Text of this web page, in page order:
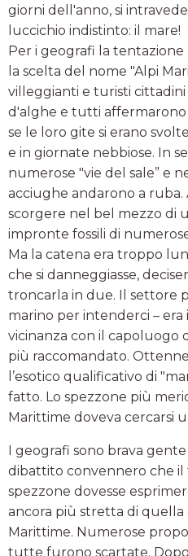
giorni dell'anno, si
luccichio indistinto: il mare!
Per i geografi la
la scelta del nome "Alpi
villeggianti e turisti
d'alghe e tutti affermarono
se le loro gite si erano
e in giornate nebbiose. In
numerose "vie del sale” e
acciughe andarono a
scorgere nel bel mezzo di
impronte fossili di
Ma la catena era troppo
che si danneggiasse,
troncarla in due. Il settore
marino per intenderci –
vicinanza con il capoluogo
più raccomandato.
l’esotico qualificativo di
fatto. Lo spezzone più
Marittime doveva cercarsi
I geografi sono brava
dibattito convennero che il
spezzone dovesse
ancora più stretta di
Marittime. Numerose
tutte furono scartate.